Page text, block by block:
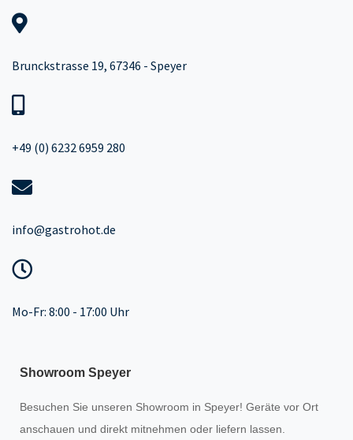
Brunckstrasse 19, 67346 - Speyer
+49 (0) 6232 6959 280
info@gastrohot.de
Mo-Fr: 8:00 - 17:00 Uhr
Showroom Speyer
Besuchen Sie unseren Showroom in Speyer! Geräte vor Ort
anschauen und direkt mitnehmen oder liefern lassen.